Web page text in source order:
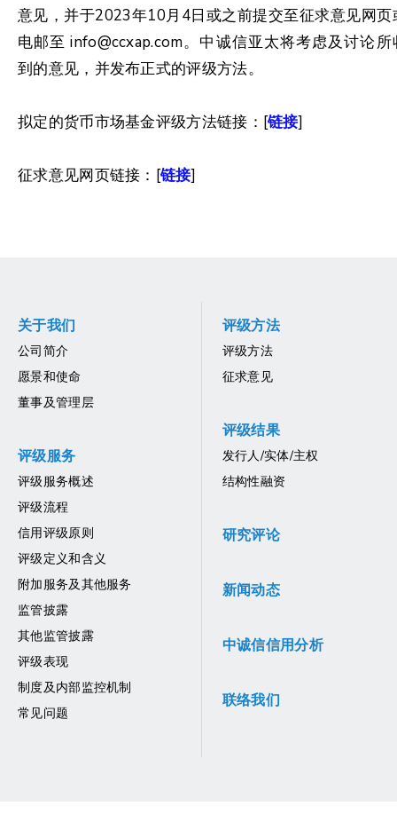
意见，并于2023年10月4日或之前提交至征求意见网页
电邮至 info@ccxap.com。中诚信亚太将考虑及讨论所
到的意见，并发布正式的评级方法。
拟定的货币市场基金评级方法链接：[链接]
征求意见网页链接：[链接]
关于我们
公司简介
愿景和使命
董事及管理层
评级服务
评级服务概述
评级流程
信用评级原则
评级定义和含义
附加服务及其他服务
监管披露
其他监管披露
评级表现
制度及内部监控机制
常见问题
评级方法
评级方法
征求意见
评级结果
发行人/实体/主权
结构性融资
研究评论
新闻动态
中诚信信用分析
联络我们